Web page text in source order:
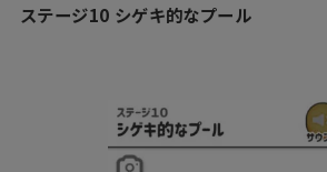
ステージ10 シゲキ的なプール